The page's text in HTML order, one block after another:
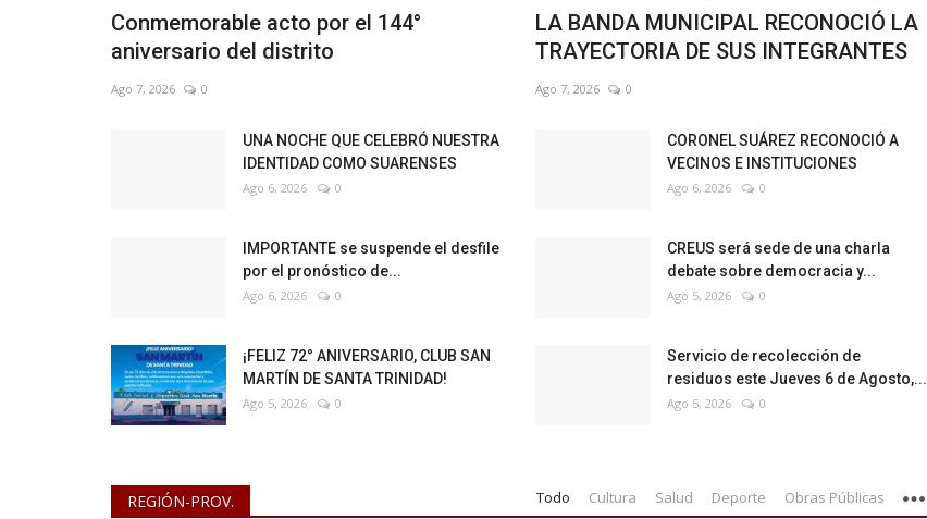
Conmemorable acto por el 144°
aniversario del distrito
Ago 7, 2026 0
LA BANDA MUNICIPAL RECONOCIÓ LA
TRAYECTORIA DE SUS INTEGRANTES
Ago 7, 2026 0
UNA NOCHE QUE CELEBRÓ NUESTRA
IDENTIDAD COMO SUARENSES
Ago 6, 2026 0
CORONEL SUÁREZ RECONOCIÓ A
VECINOS E INSTITUCIONES
Ago 6, 2026 0
IMPORTANTE se suspende el desfile
por el pronóstico de...
Ago 6, 2026 0
CREUS será sede de una charla
debate sobre democracia y...
Ago 5, 2026 0
¡FELIZ 72° ANIVERSARIO, CLUB SAN
MARTÍN DE SANTA TRINIDAD!
Ago 5, 2026 0
Servicio de recolección de
residuos este Jueves 6 de Agosto,...
Ago 5, 2026 0
REGIÓN-PROV. Todo Cultura Salud Deporte Obras Públicas